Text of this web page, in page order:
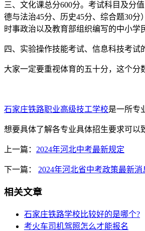
三、文化课总分600分。考试科目及分
德与法治45分、历史45分、综合题30
时事政治以及教育部组织编写的中小学
四、实验操作技能考试、信息科技考试
大家一定要重视体育的五十分，这个分
石家庄铁路职业高级技工学校是一所专
想要具体了解各专业具体招生要求可以
上一篇： 2024年河北中考最新规定
下一篇： 2024年河北省中考政策最新消
相关文章
石家庄铁路学校比较好的是哪个?
考火车司机驾照怎么才能报名